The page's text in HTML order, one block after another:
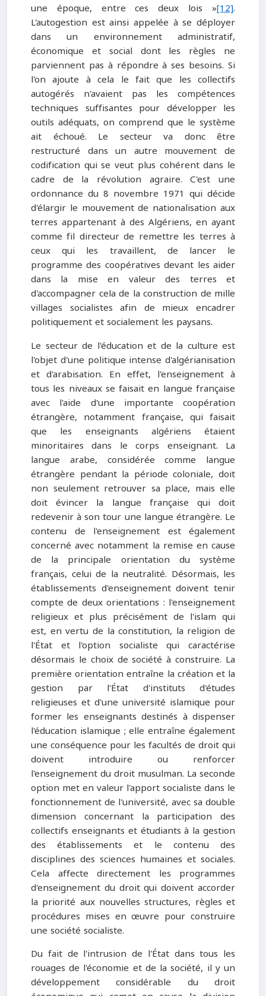
une époque, entre ces deux lois »[12].
L'autogestion est ainsi appelée à se déployer
dans un environnement administratif,
économique et social dont les règles ne
parviennent pas à répondre à ses besoins. Si
l'on ajoute à cela le fait que les collectifs
autogérés n'avaient pas les compétences
techniques suffisantes pour développer les
outils adéquats, on comprend que le système
ait échoué. Le secteur va donc être
restructuré dans un autre mouvement de
codification qui se veut plus cohérent dans le
cadre de la révolution agraire. C'est une
ordonnance du 8 novembre 1971 qui décide
d'élargir le mouvement de nationalisation aux
terres appartenant à des Algériens, en ayant
comme fil directeur de remettre les terres à
ceux qui les travaillent, de lancer le
programme des coopératives devant les aider
dans la mise en valeur des terres et
d'accompagner cela de la construction de mille
villages socialistes afin de mieux encadrer
politiquement et socialement les paysans.
Le secteur de l'éducation et de la culture est
l'objet d'une politique intense d'algérianisation
et d'arabisation. En effet, l'enseignement à
tous les niveaux se faisait en langue française
avec l'aide d'une importante coopération
étrangère, notamment française, qui faisait
que les enseignants algériens étaient
minoritaires dans le corps enseignant. La
langue arabe, considérée comme langue
étrangère pendant la période coloniale, doit
non seulement retrouver sa place, mais elle
doit évincer la langue française qui doit
redevenir à son tour une langue étrangère. Le
contenu de l'enseignement est également
concerné avec notamment la remise en cause
de la principale orientation du système
français, celui de la neutralité. Désormais, les
établissements d'enseignement doivent tenir
compte de deux orientations : l'enseignement
religieux et plus précisément de l'islam qui
est, en vertu de la constitution, la religion de
l'État et l'option socialiste qui caractérise
désormais le choix de société à construire. La
première orientation entraîne la création et la
gestion par l'État d'instituts d'études
religieuses et d'une université islamique pour
former les enseignants destinés à dispenser
l'éducation islamique ; elle entraîne également
une conséquence pour les facultés de droit qui
doivent introduire ou renforcer
l'enseignement du droit musulman. La seconde
option met en valeur l'apport socialiste dans le
fonctionnement de l'université, avec sa double
dimension concernant la participation des
collectifs enseignants et étudiants à la gestion
des établissements et le contenu des
disciplines des sciences humaines et sociales.
Cela affecte directement les programmes
d'enseignement du droit qui doivent accorder
la priorité aux nouvelles structures, règles et
procédures mises en œuvre pour construire
une société socialiste.
Du fait de l'intrusion de l'État dans tous les
rouages de l'économie et de la société, il y un
développement considérable du droit